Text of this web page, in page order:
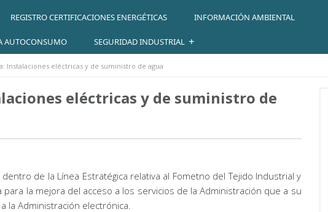
REGISTRO CERTIFICACIONES ENERGÉTICAS INFORMACIÓN AMBIENTAL
AUTOCONSUMO SEGURIDAD INDUSTRIAL +
Instalaciones eléctricas y de suministro de agua
eléctricas y de suministro de
de la Línea Estratégica relativa al Fometno del Tejido Industrial y
la mejora del acceso a los servicios de la Administración que a su
la Administración electrónica.